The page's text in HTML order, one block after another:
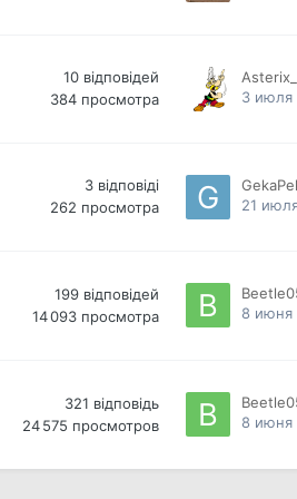
10 відповідей
384 просмотра
3 июля
3 відповіді
262 просмотра
21
199 відповідей
14 093 просмотра
8 июня
321 відповідь
24 575 просмотров
8 июня